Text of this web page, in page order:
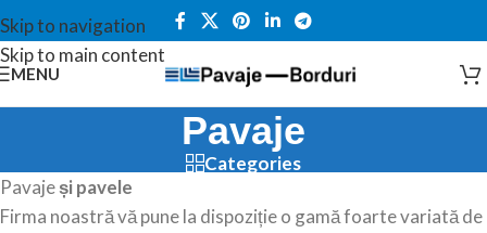
Skip to navigation
Skip to main content
MENU
Pavaje
Categories
Pavajeși pavele
Firma noastră vă pune la dispoziție o gamă foarte variată de